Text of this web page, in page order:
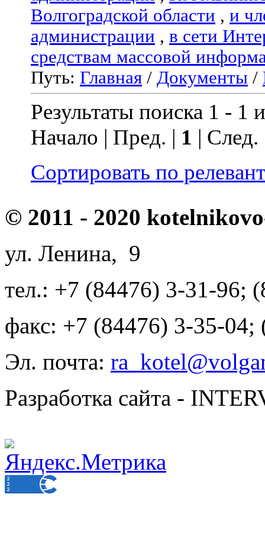
Волгоградской области , и
администрации , в сети
средствам массовой
Путь: Главная / Документы /
Результаты поиска 1 - 1
Начало | Пред. | 1 |
Сортировать по
© 2011 - 2020
ул. Ленина, 9
тел.: +7 (84476) 3-31-96;
факс: +7 (84476) 3-35-04;
Эл. почта:
Разработка сайта -